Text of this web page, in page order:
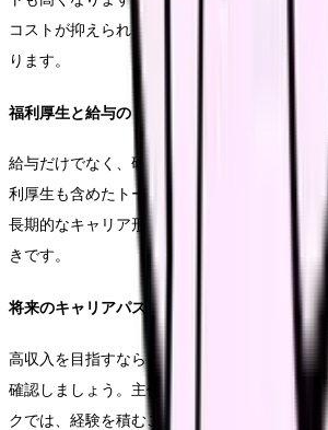
コストが抑えられるため、実質的な手取り額
ります。
福利厚生と給与のトータルバランス
給与だけでなく、研修制度、有給休暇の取得
利厚生も含めたトータルバランスで判断する
長期的なキャリア形成を考える場合は、給与
きです。
将来のキャリアパスも考慮
高収入を目指すなら、将来的にどのようなキ
確認しましょう。主任、看護師長などの役職
クでは、経験を積むことで大幅な収入アップ